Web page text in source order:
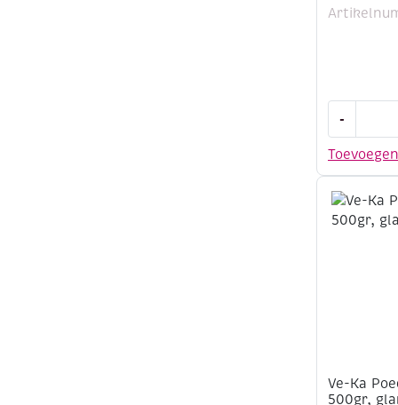
Toevoegen
-
gram,
roze
aantal
Ve-Ka
500gr,